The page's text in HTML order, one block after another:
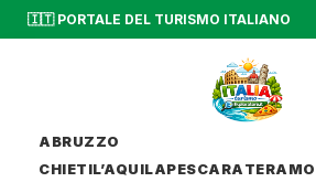
🇮🇹 PORTALE DEL TURISMO ITALIANO
ABRUZZO
CHIETIL’AQUILAPESCARA TERAMO